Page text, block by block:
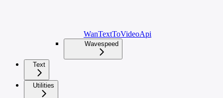
WanTextToVideoApi
Wavespeed
Text
Utilities